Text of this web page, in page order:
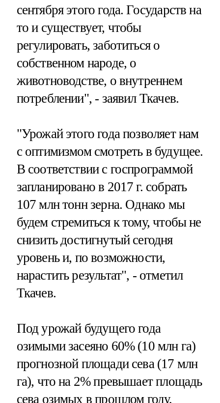
сентября этого года. Государств на
то и существует, чтобы
регулировать, заботиться о
собственном народе, о
животноводстве, о внутреннем
потреблении", - заявил Ткачев.
"Урожай этого года позволяет нам
с оптимизмом смотреть в будущее.
В соответствии с госпрограммой
запланировано в 2017 г. собрать
107 млн тонн зерна. Однако мы
будем стремиться к тому, чтобы не
снизить достигнутый сегодня
уровень и, по возможности,
нарастить результат", - отметил
Ткачев.
Под урожай будущего года
озимыми засеяно 60% (10 млн га)
прогнозной площади сева (17 млн
га), что на 2% превышает площадь
сева озимых в прошлом году,